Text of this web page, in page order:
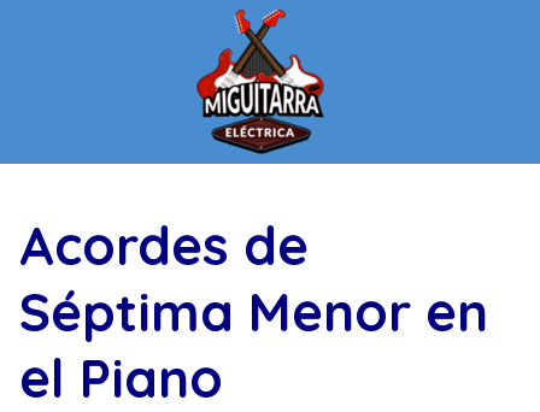
Acordes de
Séptima Menor en
el Piano